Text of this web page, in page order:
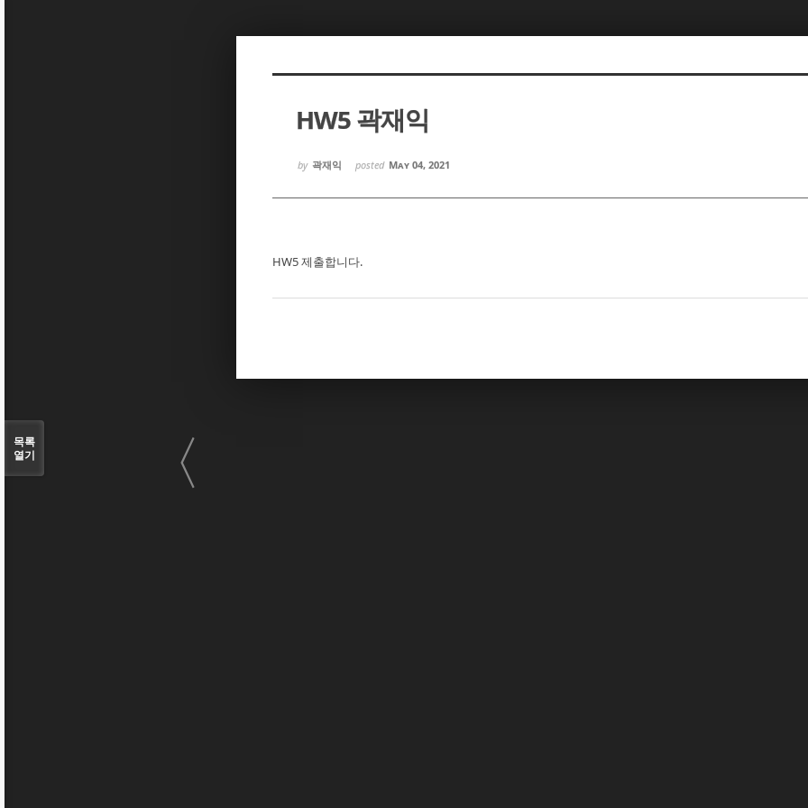
HW5 곽재익
by 곽재익 posted May 04, 2021
HW5 제출합니다.
〈
목록
열기
Sketchbook5, 스케치북5
Sketchbook5, 스케치북5
Sketchbook5, 스케치북5
Sketchbook5, 스케치북5